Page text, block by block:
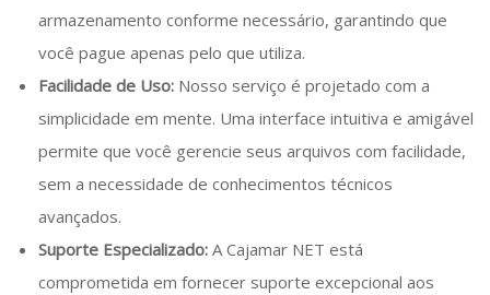
armazenamento conforme necessário, garantindo que
você pague apenas pelo que utiliza.
Facilidade de Uso: Nosso serviço é projetado com a
simplicidade em mente. Uma interface intuitiva e amigável
permite que você gerencie seus arquivos com facilidade,
sem a necessidade de conhecimentos técnicos
avançados.
Suporte Especializado: A Cajamar NET está
comprometida em fornecer suporte excepcional aos